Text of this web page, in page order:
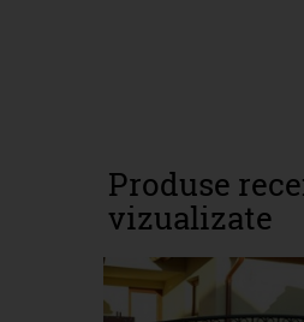
Produse
vizualizate